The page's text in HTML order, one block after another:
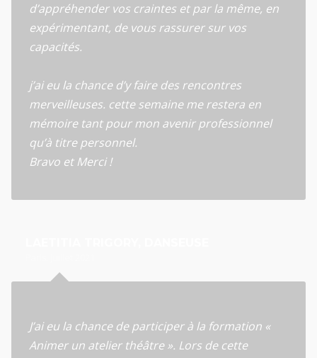
d’appréhender vos craintes et par la même, en
expérimentant, de vous rassurer sur vos
capacités.
j’ai eu la chance d’y faire des rencontres
merveilleuses. cette semaine me restera en
mémoire tant pour mon avenir professionnel
qu’à titre personnel.
Bravo et Merci !
J’ai eu la chance de participer à la formation «
Animer un atelier théâtre ». Lors de cette